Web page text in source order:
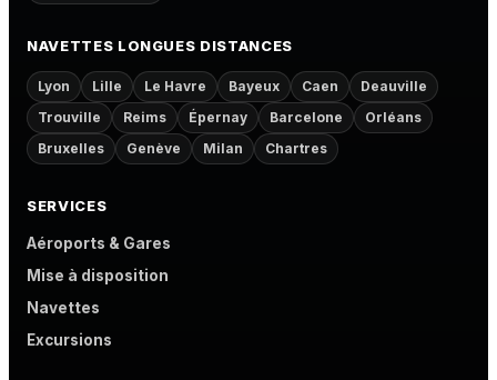
NAVETTES LONGUES DISTANCES
Lyon Lille Le Havre Bayeux Caen
Deauville
Trouville
Reims Épernay Barcelone
Orléans
Bruxelles
Genève Milan Chartres
SERVICES
Aéroports & Gares
Mise à disposition
Navettes
Excursions